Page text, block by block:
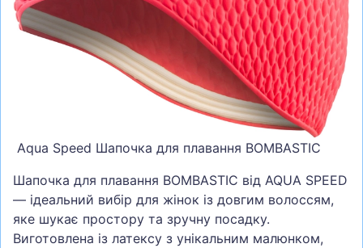
ШОЛОМИ, ЗАХИСТ, ОКУЛЯРИ
БІГ, ФІТНЕС, М'ЯЧІ
ВЕЛОСИПЕДИ
ВОДНІ ВИДИ СПОРТУ
ТУРИЗМ
Aqua Speed Шапочка для плавання BOMBASTIC
Шапочка для плавання BOMBASTIC від AQUA SPEED
— ідеальний вибір для жінок із довгим волоссям,
яке шукає простору та зручну посадку.
Виготовлена із латексу з унікальним малюнком,